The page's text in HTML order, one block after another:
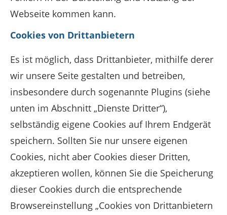
Webseite kommen kann.
Cookies von Drittanbietern
Es ist möglich, dass Drittanbieter, mithilfe derer
wir unsere Seite gestalten und betreiben,
insbesondere durch sogenannte Plugins (siehe
unten im Abschnitt „Dienste Dritter“),
selbständig eigene Cookies auf Ihrem Endgerät
speichern. Sollten Sie nur unsere eigenen
Cookies, nicht aber Cookies dieser Dritten,
akzeptieren wollen, können Sie die Speicherung
dieser Cookies durch die entsprechende
Browsereinstellung „Cookies von Drittanbietern